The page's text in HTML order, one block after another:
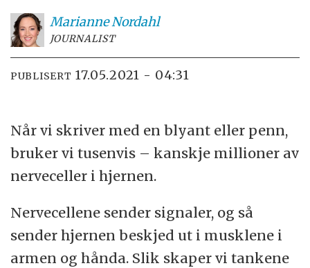
MarianneNordahl
JOURNALIST
PUBLISERT 17.05.2021 - 04:31
Når vi skriver med en blyant eller penn,
bruker vi tusenvis – kanskje millioner av
nerveceller i hjernen.
Nervecellene sender signaler, og så
sender hjernen beskjed ut i musklene i
armen og hånda. Slik skaper vi tankene